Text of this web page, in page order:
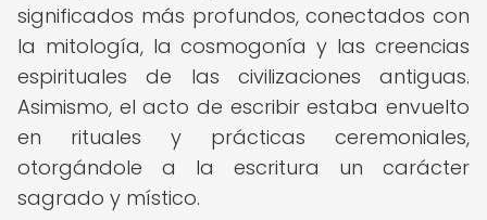
significados más profundos, conectados con
la mitología, la cosmogonía y las creencias
espirituales de las civilizaciones antiguas.
Asimismo, el acto de escribir estaba envuelto
en rituales y prácticas ceremoniales,
otorgándole a la escritura un carácter
sagrado y místico.